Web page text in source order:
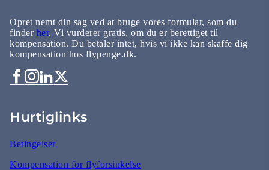
Opret nemt din sag ved at bruge vores formular, som du
finder her. Vi vurderer gratis, om du er berettiget til
kompensation. Du betaler intet, hvis vi ikke kan skaffe dig
kompensation hos flypenge.dk.
Hurtiglinks
Betingelser
Kompensation for flyforsinkelse